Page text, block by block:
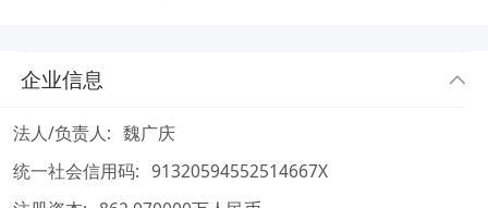
企业信息
法人/负责人: 魏广庆
统一社会信用码: 91320594552514667X